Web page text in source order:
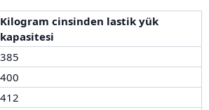
Kilogram cinsinden lastik yük
kapasitesi
385
400
412